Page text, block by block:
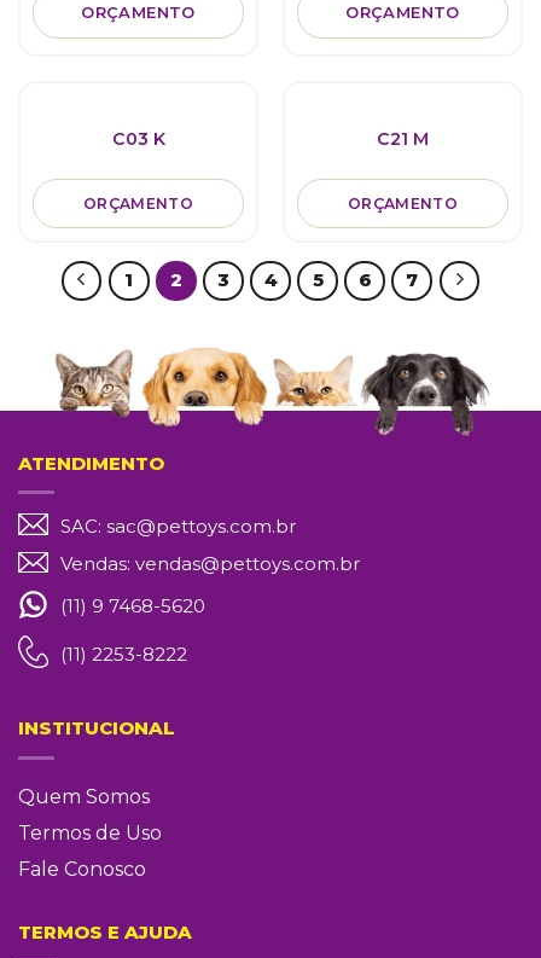
ORÇAMENTO ORÇAMENTO
C03 K
ORÇAMENTO
C21 M
ORÇAMENTO
1 2 3 4 5 6 7
ATENDIMENTO
SAC: sac@pettoys.com.br
Vendas: vendas@pettoys.com.br
(11) 9 7468-5620
(11) 2253-8222
INSTITUCIONAL
Quem Somos
Termos de Uso
Fale Conosco
TERMOS E AJUDA